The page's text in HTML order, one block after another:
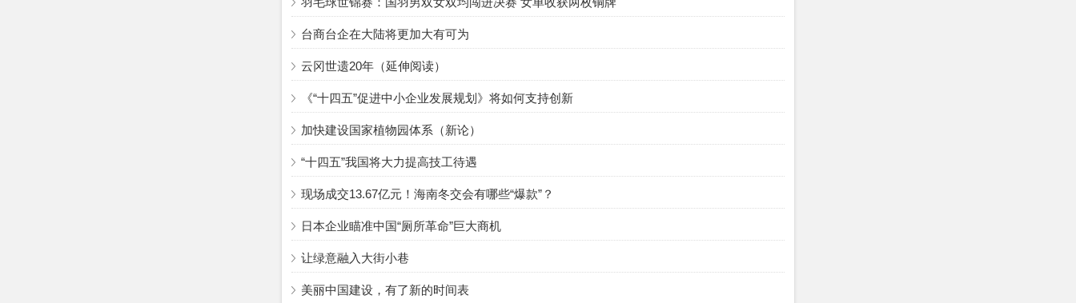
台商台企在大陆将更加大有可为
云冈世遗20年（延伸阅读）
《“十四五”促进中小企业发展规划》将如何支持创新
加快建设国家植物园体系（新论）
“十四五”我国将大力提高技工待遇
现场成交13.67亿元！海南冬交会有哪些“爆款”？
日本企业瞄准中国“厕所革命”巨大商机
让绿意融入大街小巷
美丽中国建设，有了新的时间表